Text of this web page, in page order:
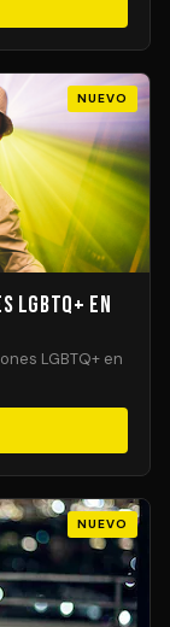
NUEVO
LGBTQ+ en
LGBTQ+ en
NUEVO